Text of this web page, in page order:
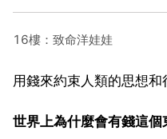
16樓：致命洋娃娃
用錢來約束人類的思想
世界上為什麼會有錢這